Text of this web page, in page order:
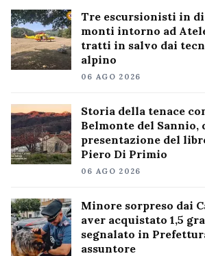
Tre escursionisti in
monti intorno ad
tratti in salvo dai
alpino
06 AGO 2026
Storia della tenace
Belmonte del Sannio,
presentazione del
Piero Di Primio
06 AGO 2026
Minore sorpreso dai
aver acquistato 1,5
segnalato in
assuntore